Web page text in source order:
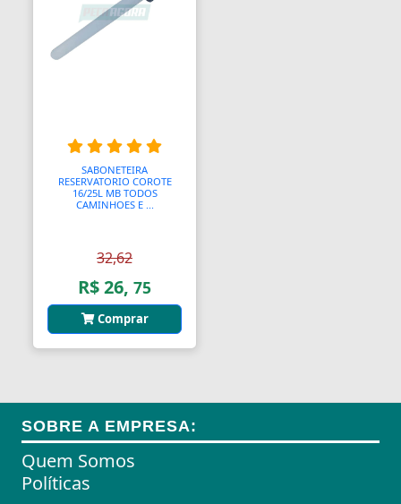
Algemas
Algemas Policiais
Almofadas
Almofadas
Almofadas para Carimbos
Alças
Alças
Amperímetros
Amplificadores
Andadores
SABONETEIRA
RESERVATORIO COROTE
16/25L MB TODOS
CAMINHOES E ...
32,62
R$ 26, 75
Comprar
SOBRE A EMPRESA:
Quem Somos
Políticas